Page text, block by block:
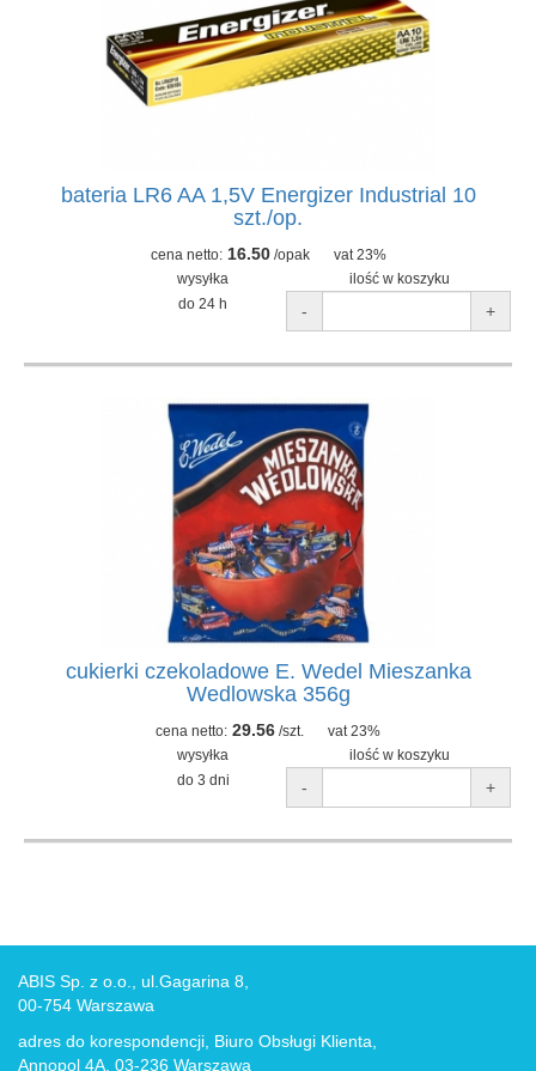
bateria LR6 AA 1,5V Energizer Industrial 10
szt./op.
cena netto: 16.50/opak
vat 23%
wysyłka
ilość w koszyku
do 24 h
- +
cukierki czekoladowe E. Wedel Mieszanka
Wedlowska 356g
cena netto: 29.56 /szt.
vat 23%
wysyłka
ilość w koszyku
do 3 dni
- +
ABIS Sp. z o.o., ul.Gagarina 8,
00-754 Warszawa
adres do korespondencji, Biuro Obsługi Klienta,
Annopol 4A, 03-236 Warszawa